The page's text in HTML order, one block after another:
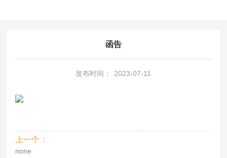
函告
发布时间： 2023-07-11
上一个：
none